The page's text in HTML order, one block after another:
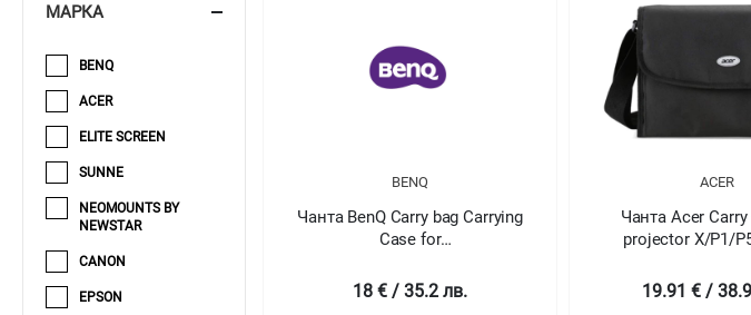
BENQ
Чанта BenQ Carry bag Carrying
Case for
18 € / 35.2 лв.
ACER
Чанта Acer
projector X/P1/
19.91 € /
МАРКА
BENQ
ACER
ELITE SCREEN
SUNNE
NEOMOUNTS BY
NEWSTAR
CANON
EPSON